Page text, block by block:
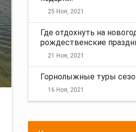
25 Ноя, 2021
Где отдохнуть на
рождественские
21 Ноя, 2021
Горнолыжные туры
16 Ноя, 2021